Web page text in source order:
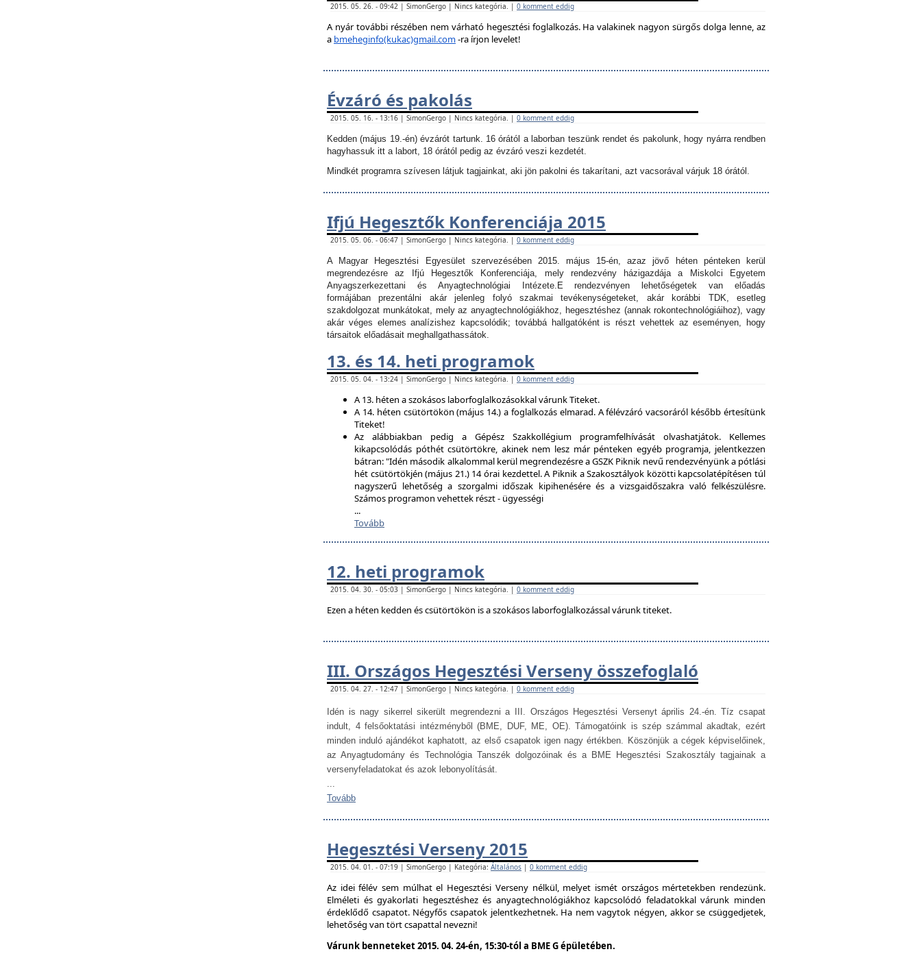
2015. 05. 26. - 09:42 | SimonGergo | Nincs kategória. | 0 komment eddig
A nyár további részében nem várható hegesztési foglalkozás. Ha valakinek nagyon sürgős dolga lenne, az
a bmeheginfo(kukac)gmail.com-ra írjon levelet!
Évzáró és pakolás
2015. 05. 16. - 13:16 | SimonGergo | Nincs kategória. | 0 komment eddig
Kedden (május 19.-én) évzárót tartunk. 16 órától a laborban teszünk rendet és pakolunk, hogy nyárra rendben
hagyhassuk itt a labort, 18 órától pedig az évzáró veszi kezdetét.
Mindkét programra szívesen látjuk tagjainkat, aki jön pakolni és takarítani, azt vacsorával várjuk 18 órától.
Ifjú Hegesztők Konferenciája 2015
2015. 05. 06. - 06:47 | SimonGergo | Nincs kategória. | 0 komment eddig
A Magyar Hegesztési Egyesület szervezésében 2015. május 15-én, azaz jövő héten pénteken kerül
megrendezésre az Ifjú Hegesztők Konferenciája, mely rendezvény házigazdája a Miskolci Egyetem
Anyagszerkezettani és Anyagtechnológiai Intézete. E rendezvényen lehetőségetek van előadás
formájában prezentálni akár jelenleg folyó szakmai tevékenységeteket, akár korábbi TDK, esetleg
szakdolgozat munkátokat, mely az anyagtechnológiákhoz, hegesztéshez (annak rokontechnológiáihoz), vagy
akár véges elemes analízishez kapcsolódik; továbbá hallgatóként is részt vehettek az eseményen, hogy
társaitok előadásait meghallgathassátok.
13. és 14. heti programok
2015. 05. 04. - 13:24 | SimonGergo | Nincs kategória. | 0 komment eddig
A 13. héten a szokásos laborfoglalkozásokkal várunk Titeket.
A 14. héten csütörtökön (május 14.) a foglalkozás elmarad. A félévzáró vacsoráról később értesítünk
Titeket!
Az alábbiakban pedig a Gépész Szakkollégium programfelhívását olvashatjátok. Kellemes
kikapcsolódás póthét csütörtökre, akinek nem lesz már pénteken egyéb programja, jelentkezzen
bátran: "Idén második alkalommal kerül megrendezésre a GSZK Piknik nevű rendezvényünk a pótlási
hét csütörtökjén (május 21.) 14 órai kezdettel. A Piknik a Szakosztályok közötti kapcsolatépítésen túl
nagyszerű lehetőség a szorgalmi időszak kipihenésére és a vizsgaidőszakra való felkészülésre.
Számos programon vehettek részt - ügyességi
...
Tovább
12. heti programok
2015. 04. 30. - 05:03 | SimonGergo | Nincs kategória. | 0 komment eddig
Ezen a héten kedden és csütörtökön is a szokásos laborfoglalkozással várunk titeket.
III. Országos Hegesztési Verseny összefoglaló
2015. 04. 27. - 12:47 | SimonGergo | Nincs kategória. | 0 komment eddig
Idén is nagy sikerrel sikerült megrendezni a III. Országos Hegesztési Versenyt április 24.-én. Tíz csapat
indult, 4 felsőoktatási intézményből (BME, DUF, ME, OE). Támogatóink is szép számmal akadtak, ezért
minden induló ajándékot kaphatott, az első csapatok igen nagy értékben. Köszönjük a cégek képviselőinek,
az Anyagtudomány és Technológia Tanszék dolgozóinak és a BME Hegesztési Szakosztály tagjainak a
versenyfeladatokat és azok lebonyolítását.
...
Tovább
Hegesztési Verseny 2015
2015. 04. 01. - 07:19 | SimonGergo | Kategória: Általános | 0 komment eddig
Az idei félév sem múlhat el Hegesztési Verseny nélkül, melyet ismét országos mértetekben rendezünk.
Elméleti és gyakorlati hegesztéshez és anyagtechnológiákhoz kapcsolódó feladatokkal várunk minden
érdeklődő csapatot. Négyfős csapatok jelentkezhetnek. Ha nem vagytok négyen, akkor se csüggedjetek,
lehetőség van tört csapattal nevezni!
Várunk benneteket 2015. 04. 24-én, 15:30-tól a BME G épületében.